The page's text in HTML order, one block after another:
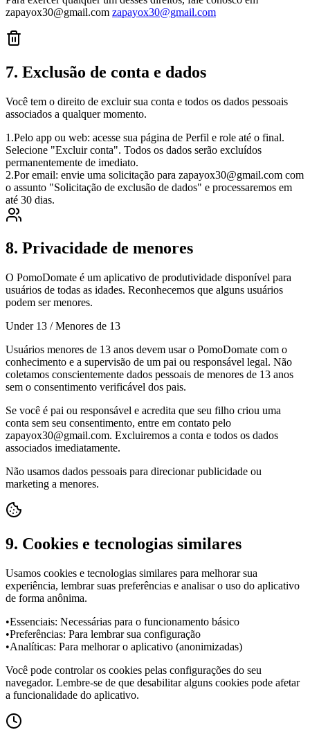
zapayox30@gmail.com zapayox30@gmail.com
7. Exclusão de conta e dados
Você tem o direito de excluir sua conta e todos os dados pessoais
associados a qualquer momento.
1.Pelo app ou web: acesse sua página de Perfil e role até o final.
Selecione "Excluir conta". Todos os dados serão excluídos
permanentemente de imediato.
2.Por email: envie uma solicitação para zapayox30@gmail.com com
o assunto "Solicitação de exclusão de dados" e processaremos em
até 30 dias.
8. Privacidade de menores
O PomoDomate é um aplicativo de produtividade disponível para
usuários de todas as idades. Reconhecemos que alguns usuários
podem ser menores.
Under 13 / Menores de 13
Usuários menores de 13 anos devem usar o PomoDomate com o
conhecimento e a supervisão de um pai ou responsável legal. Não
coletamos conscientemente dados pessoais de menores de 13 anos
sem o consentimento verificável dos pais.
Se você é pai ou responsável e acredita que seu filho criou uma
conta sem seu consentimento, entre em contato pelo
zapayox30@gmail.com. Excluiremos a conta e todos os dados
associados imediatamente.
Não usamos dados pessoais para direcionar publicidade ou
marketing a menores.
9. Cookies e tecnologias similares
Usamos cookies e tecnologias similares para melhorar sua
experiência, lembrar suas preferências e analisar o uso do aplicativo
de forma anônima.
•Essenciais: Necessárias para o funcionamento básico
•Preferências: Para lembrar sua configuração
•Analíticas: Para melhorar o aplicativo (anonimizadas)
Você pode controlar os cookies pelas configurações do seu
navegador. Lembre-se de que desabilitar alguns cookies pode afetar
a funcionalidade do aplicativo.